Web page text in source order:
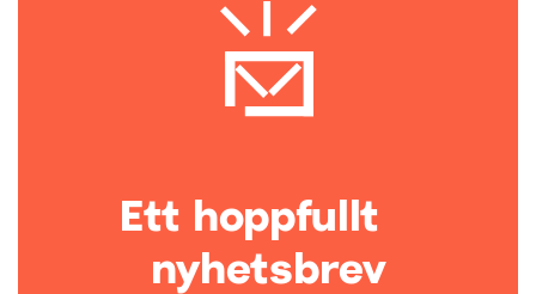
Ett hoppfullt
nyhetsbrev